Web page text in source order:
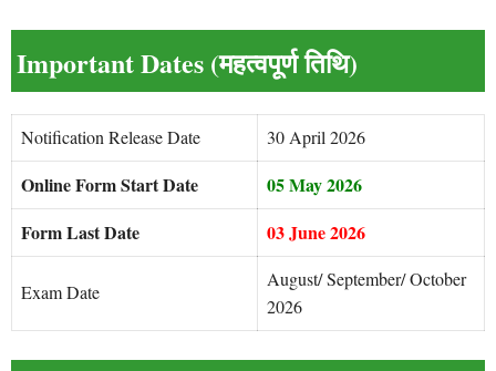
Important Dates (महत्वपूर्ण तिथि)
Notification Release Date 30 April 2026
Online Form Start Date
05 May 2026
Form Last Date
03 June 2026
Exam Date
August/ September/ October
2026